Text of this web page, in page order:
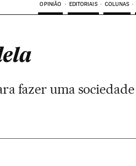
OPINIÃO EDITORIAIS COLUNAS
fazer uma sociedade